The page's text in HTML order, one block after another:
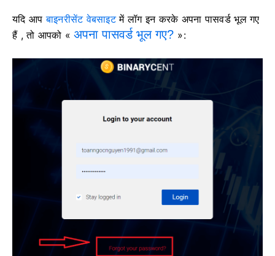
यदि आपबाइनरीसेंट वेबसाइटमें लॉग इन करके अपना पासवर्ड भूल गए
हैं , तो आपको «अपना पासवर्ड भूल गए? »: